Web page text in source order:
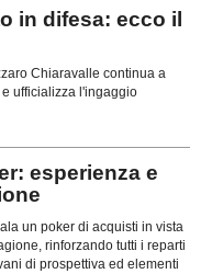
in difesa: ecco il
Chiaravalle continua a
ufficializza l'ingaggio
esperienza e
un poker di acquisti in vista
rinforzando tutti i reparti
di prospettiva ed elementi